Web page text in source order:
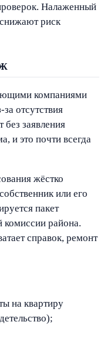
Налаженный
риск
компаниями
отсутствия
заявления
и это почти всегда
жёстко
или его
пакет
района.
справок, ремонт
на квартиру